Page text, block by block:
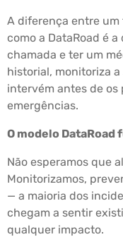
A diferença entre um
como a DataRoad é
chamada e ter um
historial, monitoriza
intervém antes de os
emergências.
O modelo DataRoad
Não esperamos que
Monitorizamos,
— a maioria dos
chegam a sentir
qualquer impacto.